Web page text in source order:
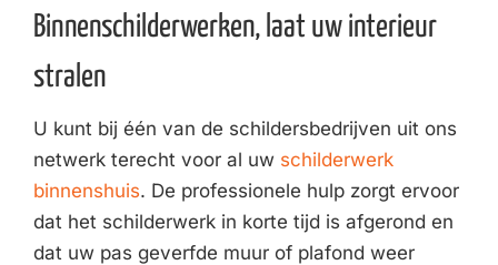
Binnenschilderwerken, laat uw interieur
stralen
U kunt bij één van de schildersbedrijven uit ons
netwerk terecht voor al uw schilderwerk
binnenshuis. De professionele hulp zorgt ervoor
dat het schilderwerk in korte tijd is afgerond en
dat uw pas geverfde muur of plafond weer